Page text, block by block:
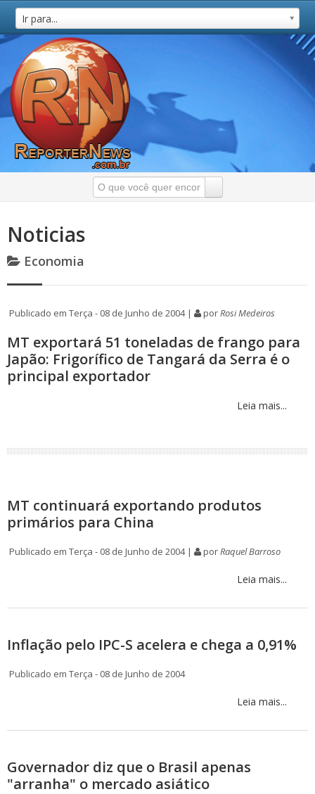
Ir para...
Noticias
Economia
Publicado em Terça - 08 de Junho de 2004 | porRosi Medeiros
MT exportará 51 toneladas de frango para
Japão: Frigorífico de Tangará da Serra é o
principal exportador
Leia mais...
MT continuará exportando produtos
primários para China
Publicado em Terça - 08 de Junho de 2004 | porRaquel Barroso
Leia mais...
Inflação pelo IPC-S acelera e chega a 0,91%
Publicado em Terça - 08 de Junho de 2004
Leia mais...
Governador diz que o Brasil apenas
"arranha" o mercado asiático